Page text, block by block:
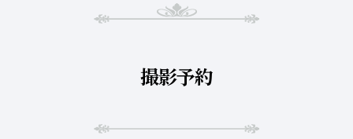
撮影予約